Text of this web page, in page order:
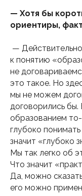
— Хотя бы
ориентиры,
—
к понятию
не
это такое. Но
мы не можем
договорились бы.
образованием
глубоко
значит «глубоко
Мы так легко об
Что значит
Да, можно
его можно